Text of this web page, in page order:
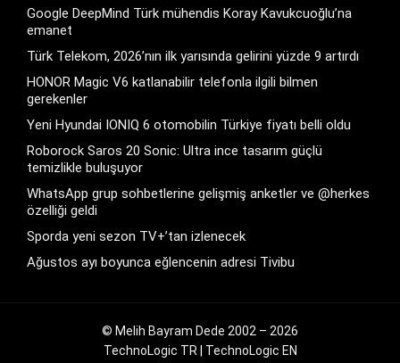
Google DeepMind Türk mühendis Koray Kavukcuoğlu’na
emanet
Türk Telekom, 2026’nın ilk yarısında gelirini yüzde 9 artırdı
HONOR Magic V6 katlanabilir telefonla ilgili bilmen
gerekenler
Yeni Hyundai IONIQ 6 otomobilin Türkiye fiyatı belli oldu
Roborock Saros 20 Sonic: Ultra ince tasarım güçlü
temizlikle buluşuyor
WhatsApp grup sohbetlerine gelişmiş anketler ve @herkes
özelliği geldi
Sporda yeni sezon TV+’tan izlenecek
Ağustos ayı boyunca eğlencenin adresi Tivibu
© Melih Bayram Dede 2002 – 2026
TechnoLogic TR| TechnoLogic EN